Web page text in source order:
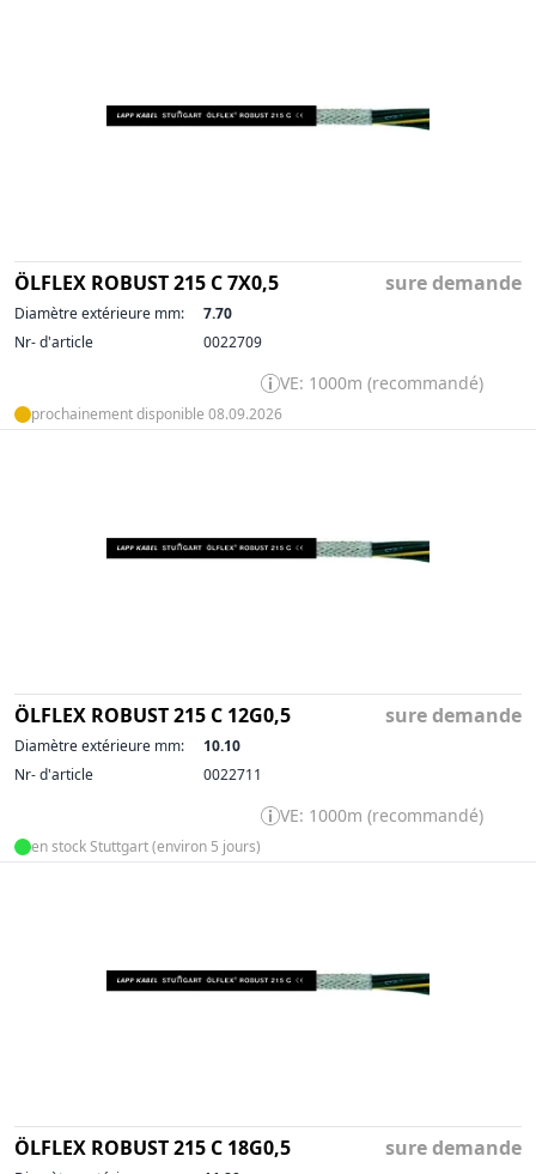
ÖLFLEX ROBUST 215 C 7X0,5 sure demande
Diamètre extérieure mm:
7.70
Nr- d'article
0022709
VE: 1000m (recommandé)
prochainement disponible 08.09.2026
ÖLFLEX ROBUST 215 C 12G0,5 sure demande
Diamètre extérieure mm:
10.10
Nr- d'article
0022711
VE: 1000m (recommandé)
en stock Stuttgart (environ 5 jours)
ÖLFLEX ROBUST 215 C 18G0,5 sure demande